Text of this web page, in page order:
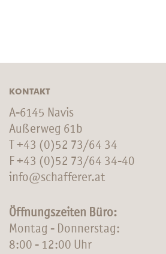
KONTAKT
A-6145 Navis
Außerweg 61b
+43 (0)52 73/64 34
F +43 (0)52 73/64 34-40
info@schafferer.at
Öffnungszeiten Büro:
Montag - Donnerstag:
8:00 - 12:00 Uhr